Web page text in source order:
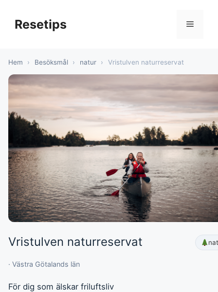
innehållResetips Meny
Hem › Besöksmål › natur › Vristulven naturreservat
Vristulven naturreservat
· Västra Götalands län
För dig som älskar friluftsliv